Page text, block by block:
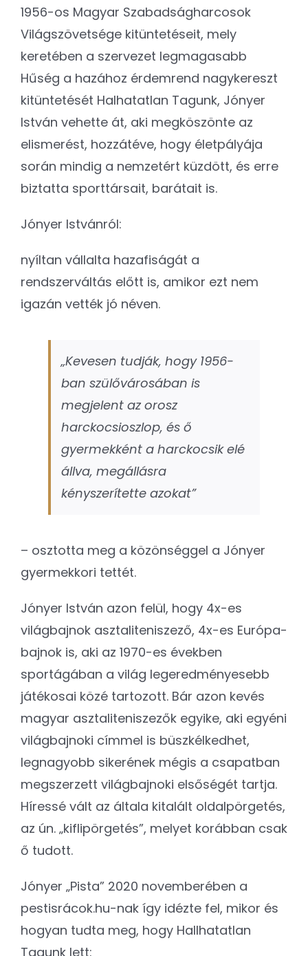
1956-os Magyar Szabadságharcosok
Világszövetsége kitüntetéseit, mely
keretében a szervezet legmagasabb
Hűség a hazához érdemrend nagykereszt
kitüntetését Halhatatlan Tagunk, Jónyer
István vehette át, aki megköszönte az
elismerést, hozzátéve, hogy életpályája
során mindig a nemzetért küzdött, és erre
biztatta sporttársait, barátait is.
Jónyer Istvánról:
nyíltan vállalta hazafiságát a
rendszerváltás előtt is, amikor ezt nem
igazán vették jó néven.
„Kevesen tudják, hogy 1956-
ban szülővárosában is
megjelent az orosz
harckocsioszlop, és ő
gyermekként a harckocsik elé
állva, megállásra
kényszerítette azokat”
– osztotta meg a közönséggel a Jónyer
gyermekkori tettét.
Jónyer István azon felül, hogy 4x-es
világbajnok asztaliteniszező, 4x-es Európa-
bajnok is, aki az 1970-es években
sportágában a világ legeredményesebb
játékosai közé tartozott. Bár azon kevés
magyar asztaliteniszezők egyike, aki egyéni
világbajnoki címmel is büszkélkedhet,
legnagyobb sikerének mégis a csapatban
megszerzett világbajnoki elsőségét tartja.
Híressé vált az általa kitalált oldalpörgetés,
az ún. „kiflipörgetés”, melyet korábban csak
ő tudott.
Jónyer „Pista” 2020 novemberében a
pestisrácok.hu-nak így idézte fel, mikor és
hogyan tudta meg, hogy Hallhatatlan
Tagunk lett: